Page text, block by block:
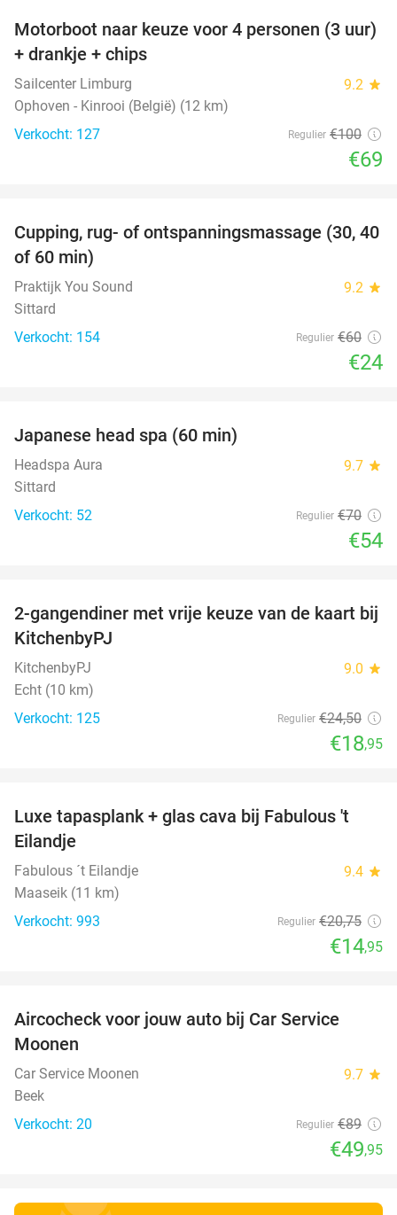
31%
Motorboot naar keuze voor 4 personen (3 uur)
+ drankje + chips
Sailcenter Limburg 9.2 star
Ophoven - Kinrooi (België) (12 km)
Verkocht: 127
Regulier €100
€69
60%
Cupping, rug- of ontspanningsmassage (30, 40
of 60 min)
Praktijk You Sound 9.2 star
Sittard
Verkocht: 154
Regulier €60
€24
Japanese head spa (60 min)
Headspa Aura 9.7 star
Sittard
Verkocht: 52
Regulier €70
€54
23%
2-gangendiner met vrije keuze van de kaart bij
KitchenbyPJ
KitchenbyPJ 9.0 star
Echt (10 km)
Verkocht: 125
Regulier €24,50
€18,95
28%
Luxe tapasplank + glas cava bij Fabulous 't
Eilandje
Fabulous ´t Eilandje 9.4 star
Maaseik (11 km)
Verkocht: 993
Regulier €20,75
€14,95
Aircocheck voor jouw auto bij Car Service
Moonen
Car Service Moonen 9.7 star
Beek
Verkocht: 20
Regulier €89
€49,95